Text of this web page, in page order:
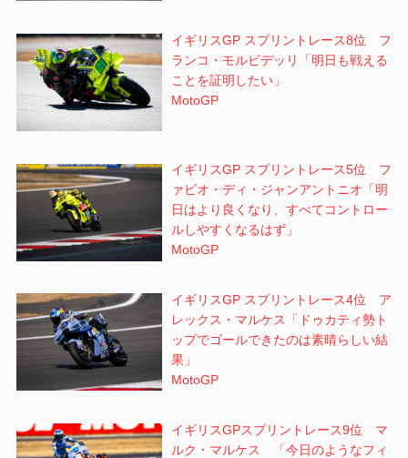
イギリスGP スプリントレース8位 フ
ランコ・モルビデッリ「明日も戦える
ことを証明したい」
MotoGP
イギリスGP スプリントレース5位 フ
ァビオ・ディ・ジャンアントニオ「明
日はより良くなり、すべてコントロー
ルしやすくなるはず」
MotoGP
イギリスGP スプリントレース4位 ア
レックス・マルケス「ドゥカティ勢ト
ップでゴールできたのは素晴らしい結
果」
MotoGP
イギリスGPスプリントレース9位 マ
ルク・マルケス 「今日のようなフィ